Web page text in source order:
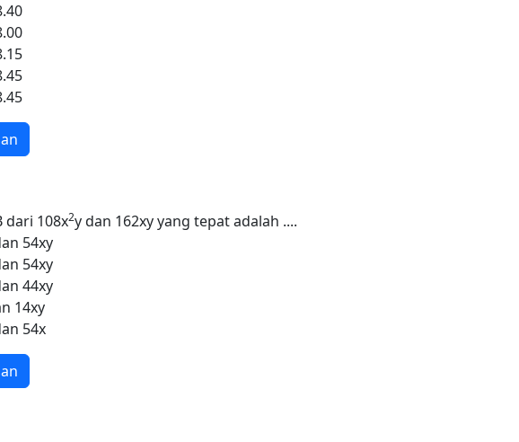
dari 108x2y dan 162xy yang tepat adalah ....
54xy
54xy
44xy
14xy
54x